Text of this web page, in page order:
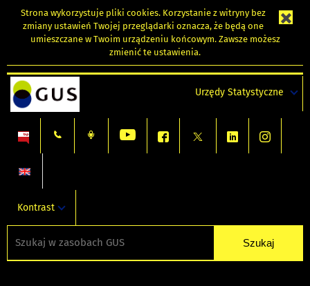
Strona wykorzystuje pliki cookies. Korzystanie z witryny bez
zmiany ustawień Twojej przeglądarki oznacza, że będą one
umieszczane w Twoim urządzeniu końcowym. Zawsze możesz
zmienić te ustawienia.
Urzędy Statystyczne
Kontrast